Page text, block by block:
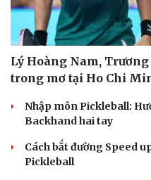
Lý Hoàng Nam,
trong mơ tại Ho Chi
Nhập môn Pickleball:
Backhand hai tay
Cách bắt đường Speed
Pickleball